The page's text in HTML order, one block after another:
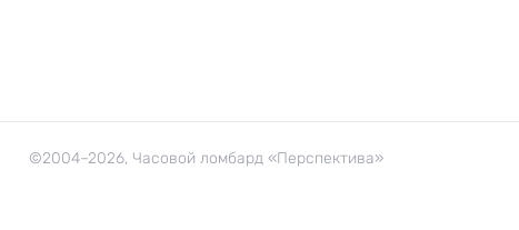
©2004–2026, Часовой ломбард «Перспектива»